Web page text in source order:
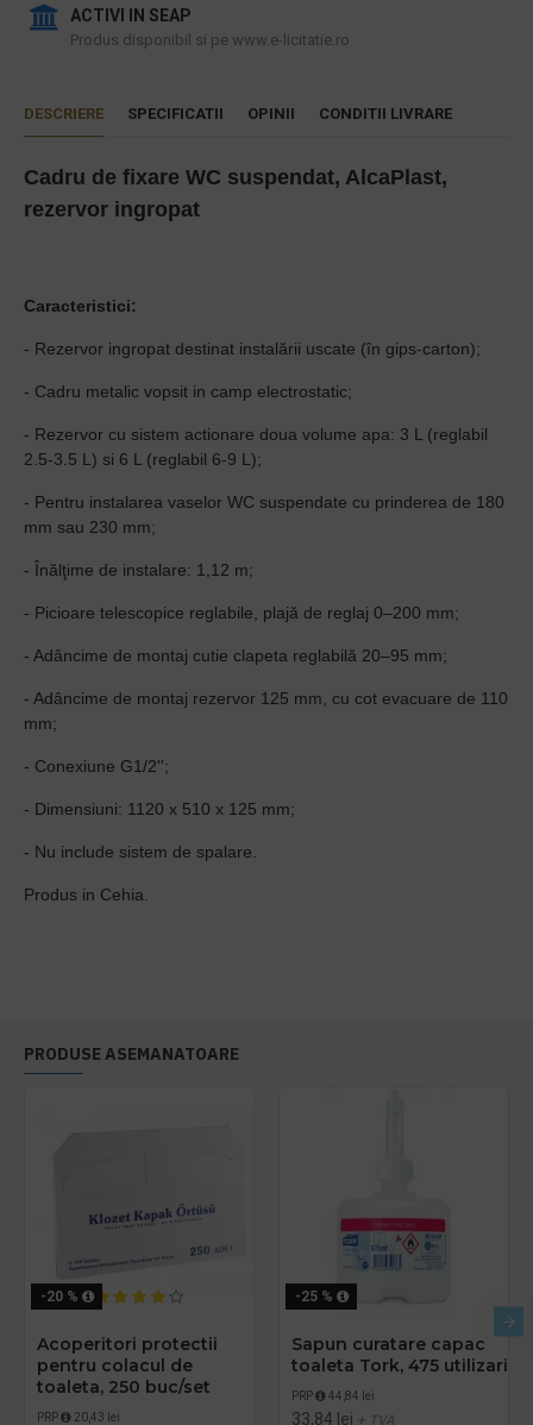
ACTIVI IN SEAP
Produs disponibil si pe www.e-licitatie.ro
DESCRIERE SPECIFICATII OPINII CONDITII LIVRARE
Cadru de fixare WC suspendat, AlcaPlast,
rezervor ingropat
Caracteristici:
- Rezervor ingropat destinat instalării uscate (în gips-carton);
- Cadru metalic vopsit in camp electrostatic;
- Rezervor cu sistem actionare doua volume apa: 3 L (reglabil
2.5-3.5 L) si 6 L (reglabil 6-9 L);
- Pentru instalarea vaselor WC suspendate cu prinderea de 180
mm sau 230 mm;
- Înălţime de instalare: 1,12 m;
- Picioare telescopice reglabile, plajă de reglaj 0–200 mm;
- Adâncime de montaj cutie clapeta reglabilă 20–95 mm;
- Adâncime de montaj rezervor 125 mm, cu cot evacuare de 110
mm;
- Conexiune G1/2'';
- Dimensiuni: 1120 x 510 x 125 mm;
- Nu include sistem de spalare.
Produs in Cehia.
PRODUSE ASEMANATOARE
-20 %
Acoperitori protectii
pentru colacul de
toaleta, 250 buc/set
PRP 20,43 lei
-25 %
Sapun curatare capac
toaleta Tork, 475 utilizari
PRP 44,84 lei
33,84 lei + TVA